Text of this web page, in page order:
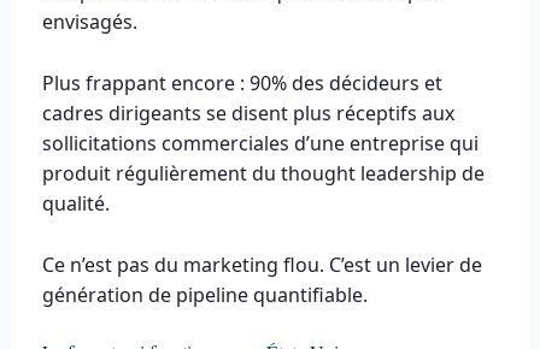
envisagés.
Plus frappant encore : 90% des décideurs et
cadres dirigeants se disent plus réceptifs aux
sollicitations commerciales d’une entreprise qui
produit régulièrement du thought leadership de
qualité.
Ce n’est pas du marketing flou. C’est un levier de
génération de pipeline quantifiable.